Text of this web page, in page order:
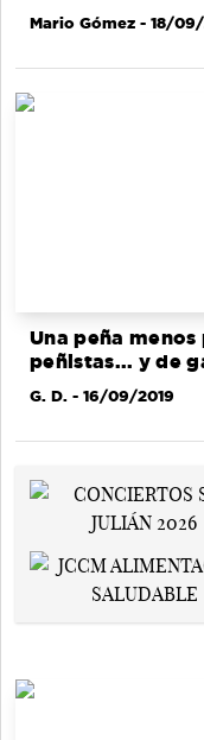
Mario Gómez - 18/09/
Una peña
peñistas... y de
G. D. - 16/09/2019